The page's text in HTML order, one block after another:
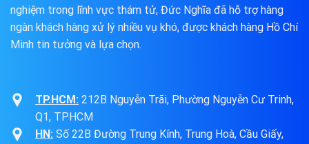
nghiệm trong lĩnh vực thám tử, Đức Nghĩa đã hỗ trợ hàng
ngàn khách hàng xử lý nhiều vụ khó, được khách hàng Hồ Chí
Minh tin tưởng và lựa chọn.
TP.HCM: 212B Nguyễn Trãi, Phường Nguyễn Cư Trinh,
Q1, TPHCM
HN: Số 22B Đường Trung Kính, Trung Hoà, Cầu Giấy,